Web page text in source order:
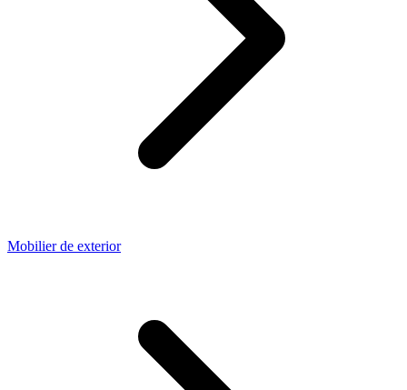
Mobilier de exterior